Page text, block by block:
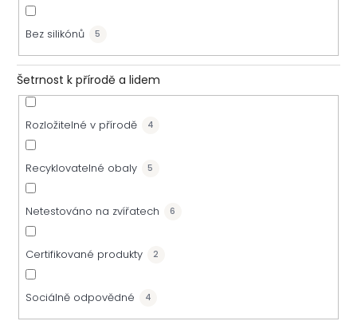
Bez silikónů 5
Šetrnost k přírodě a lidem
Rozložitelné v přírodě 4
Recyklovatelné obaly 5
Netestováno na zvířatech 6
Certifikované produkty 2
Sociálně odpovědné 4